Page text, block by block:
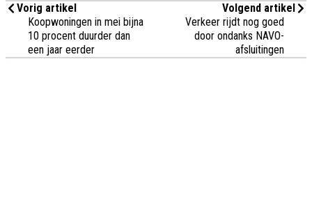
Vorig artikel
Koopwoningen in mei bijna
10 procent duurder dan
een jaar eerder
Volgend artikel
Verkeer rijdt nog goed
door ondanks NAVO-
afsluitingen